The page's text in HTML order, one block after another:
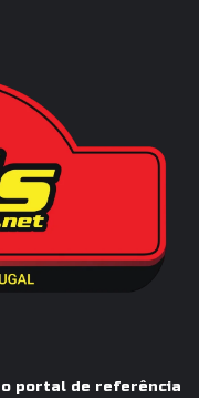
portal de referência